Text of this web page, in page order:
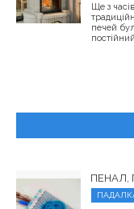
Ще з
печей
ПЕНАЛ,